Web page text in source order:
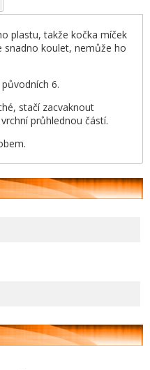
plastu, takže kočka míček
koulet, nemůže ho
6.
stačí zacvaknout
průhlednou částí.